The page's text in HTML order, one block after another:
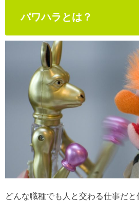
パワハラとは？
どんな職種でも人と交わる仕事だ